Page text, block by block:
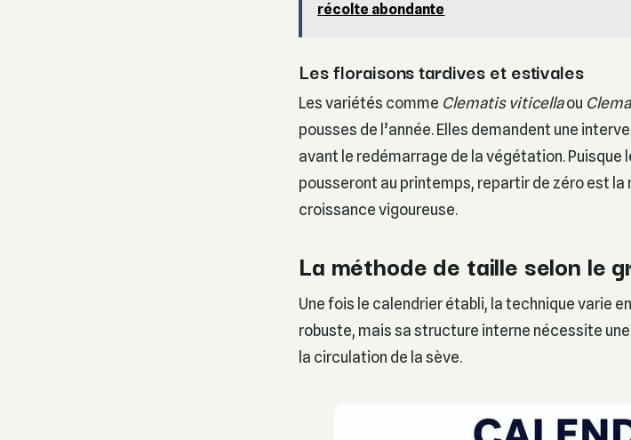
récolte abondante
Les floraisons tardives et estivales
Les variétés comme Clematis viticellaou
pousses de l’année. Elles demandent une
avant le redémarrage de la végétation. Puisque
pousseront au printemps, repartir de zéro est
croissance vigoureuse.
La méthode de taille selon le
Une fois le calendrier établi, la technique varie
robuste, mais sa structure interne nécessite
la circulation de la sève.